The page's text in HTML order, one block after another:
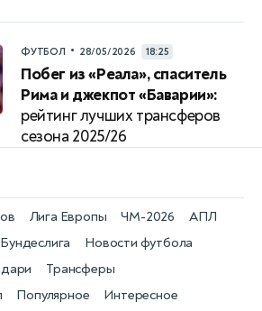
ФУТБОЛ • 28/05/2026 18:25
Побег из «Реала», спаситель
Рима и джекпот «Баварии»:
рейтинг лучших трансферов
сезона 2025/26
Новости футбола
Лига Европы
Трансферы
ЧМ-2026 АПЛ
Популярное Интересное
Бундеслига